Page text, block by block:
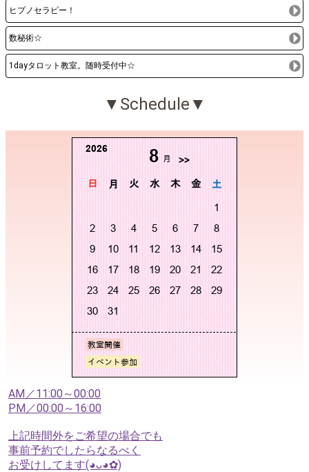
ヒプノセラピー！
数秘術☆
1dayタロット教室。随時受付中☆
▼Schedule▼
AM／11:00～00:00
PM／00:00～16:00
上記時間外をご希望の場合でも
事前予約でしたらなるべく
お受けしてます(⁠◕⁠ᴗ⁠◕⁠✿⁠)